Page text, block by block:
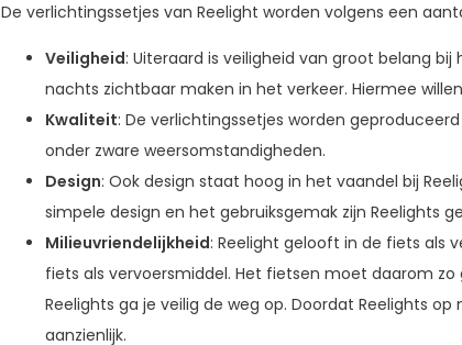
De verlichtingssetjes van Reelight worden volgens een
Veiligheid: Uiteraard is veiligheid van groot belang
nachts zichtbaar maken in het verkeer. Hiermee
Kwaliteit: De verlichtingssetjes worden
onder zware weersomstandigheden.
Design: Ook design staat hoog in het vaandel bij
simpele design en het gebruiksgemak zijn Reelights
Milieuvriendelijkheid: Reelight gelooft in de fiets als
fiets als vervoersmiddel. Het fietsen moet daarom
Reelights ga je veilig de weg op. Doordat Reelights
aanzienlijk.